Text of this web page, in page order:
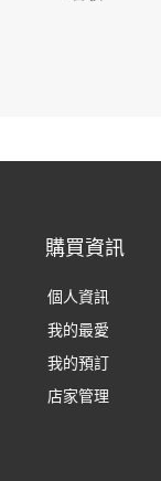
購買資訊
個人資訊
我的最愛
我的預訂
店家管理